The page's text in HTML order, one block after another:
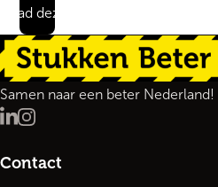
deze quote
Terug naar de startpagina
Samen naar een beter Nederland!
LinkedIn
Instagram
Contact